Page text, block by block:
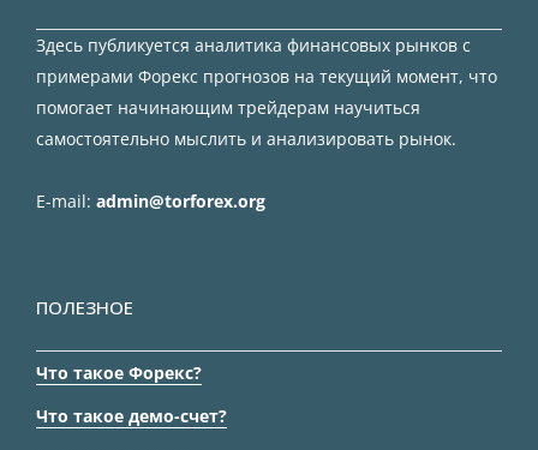
Здесь публикуется аналитика финансовых рынков с
примерами Форекс прогнозов на текущий момент, что
помогает начинающим трейдерам научиться
самостоятельно мыслить и анализировать рынок.
E-mail: admin@torforex.org
ПОЛЕЗНОЕ
Что такое Форекс?
Что такое демо-счет?